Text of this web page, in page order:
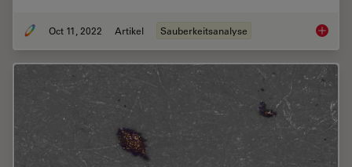
Oct 11, 2022 Artikel Sauberkeitsanalyse 3